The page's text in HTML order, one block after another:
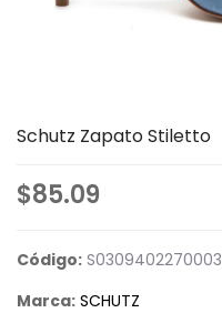
Schutz Zapato Stiletto
$85.09
Código: S0309402270003
Marca: SCHUTZ